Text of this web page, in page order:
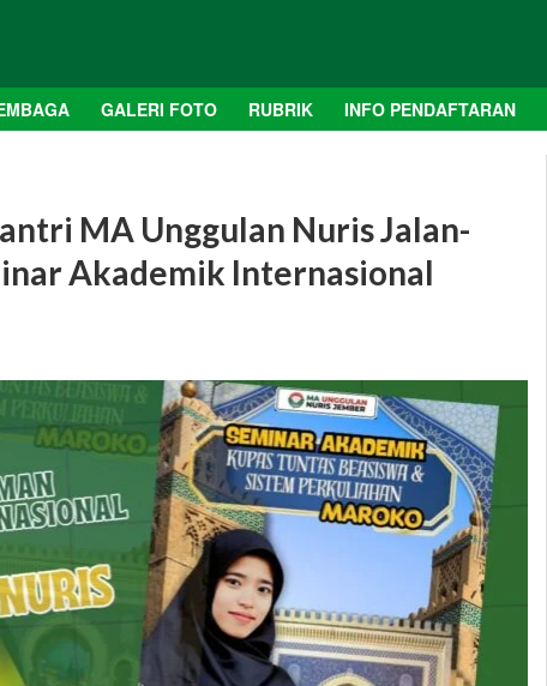
GALERI FOTO RUBRIK INFO PENDAFTARAN
MA Unggulan Nuris Jalan-
Akademik Internasional